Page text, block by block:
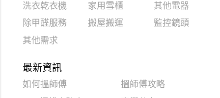
洗衣乾衣機
家用雪櫃
其他電器
除甲醛服務
搬屋搬運
監控鏡頭
其他需求
最新資訊
如何搵師傅
搵師傅攻略